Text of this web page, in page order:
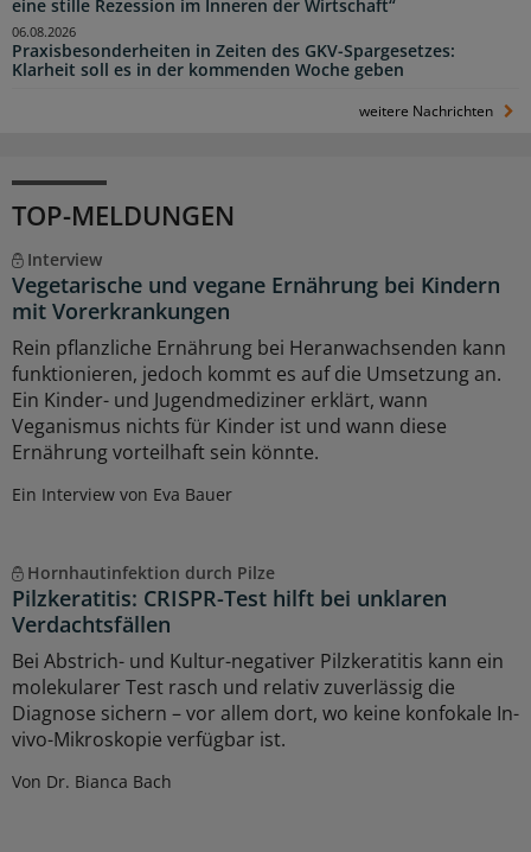
eine stille Rezession im Inneren der Wirtschaft“
Praxisbesonderheiten in Zeiten des GKV-Spargesetzes:
Klarheit soll es in der kommenden Woche geben
06.08.2026
weitere Nachrichten
TOP-MELDUNGEN
Interview
Vegetarische und vegane Ernährung bei Kindern
mit Vorerkrankungen
Rein pflanzliche Ernährung bei Heranwachsenden kann
funktionieren, jedoch kommt es auf die Umsetzung an.
Ein Kinder- und Jugendmediziner erklärt, wann
Veganismus nichts für Kinder ist und wann diese
Ernährung vorteilhaft sein könnte.
Ein Interview von Eva Bauer
Hornhautinfektion durch Pilze
Pilzkeratitis: CRISPR-Test hilft bei unklaren
Verdachtsfällen
Bei Abstrich- und Kultur-negativer Pilzkeratitis kann ein
molekularer Test rasch und relativ zuverlässig die
Diagnose sichern – vor allem dort, wo keine konfokale In-
vivo-Mikroskopie verfügbar ist.
Von Dr. Bianca Bach